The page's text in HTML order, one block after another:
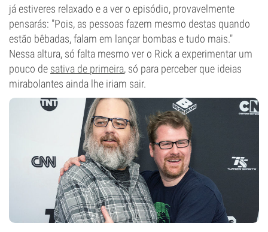
já estiveres relaxado e a ver o episódio, provavelmente
pensarás: "Pois, as pessoas fazem mesmo destas quando
estão bêbadas, falam em lançar bombas e tudo mais."
Nessa altura, só falta mesmo ver o Rick a experimentar um
pouco de sativa de primeira, só para perceber que ideias
mirabolantes ainda lhe iriam sair.